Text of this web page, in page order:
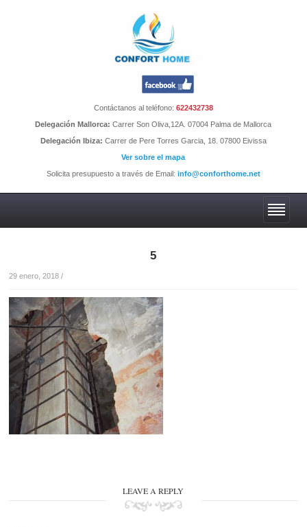
Contáctanos al teléfono: 622432738
Delegación Mallorca: Carrer Son Oliva,12A. 07004 Palma de Mallorca
Delegación Ibiza: Carrer de Pere Torres Garcia, 18. 07800 Eivissa
Ver sobre el mapa
Solicita presupuesto a través de Email: info@conforthome.net
5
29 enero, 2018 /
LEAVE A REPLY